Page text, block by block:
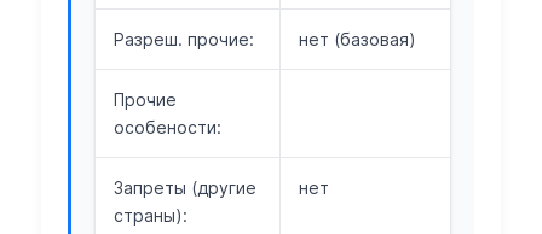
Разреш. прочие: нет (базовая)
Прочие
особености:
Запреты (другие
страны):
нет